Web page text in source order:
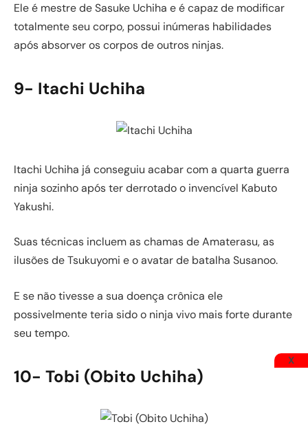
Ele é mestre de Sasuke Uchiha e é capaz de modificar
totalmente seu corpo, possui inúmeras habilidades
após absorver os corpos de outros ninjas.
9- Itachi Uchiha
Itachi Uchiha já conseguiu acabar com a quarta guerra
ninja sozinho após ter derrotado o invencível Kabuto
Yakushi.
Suas técnicas incluem as chamas de Amaterasu, as
ilusões de Tsukuyomi e o avatar de batalha Susanoo.
E se não tivesse a sua doença crônica ele
possivelmente teria sido o ninja vivo mais forte durante
seu tempo.
10- Tobi (Obito Uchiha)
X